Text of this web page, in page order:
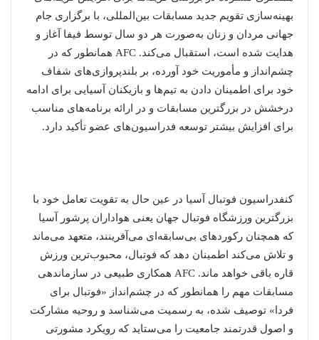
بهینه‌سازی تقویم جدید مسابقات بین‌المللی، با برگزاری جام
جهانی مردان و زنان به‌صورت هر دو سال توسط فیفا آغاز و
هدایت شده است، استقبال می‌کند. AFC همانطور که در
چشم‌انداز و مأموریت خود آورده، بر بلندپروازی‌های شفاف
خود برای اطمینان دادن به تیم‌ها و بازیکنان آسیایی برای ادامه
درخشش در بزرگترین مسابقات و در ارائه برنامه‌های مناسب
برای افزایش بیشتر توسعه فدراسیون‌های عضو تأکید دارد.
کنفدراسیون فوتبال آسیا در عین حال به تقویت تعامل خود با
بزرگترین ورزشگاه فوتبال جهان یعنی هواداران پرشور آسیا
که همچنان رکوردهای بی‌سابقه‌ای می‌آفرینند، متعهد می‌ماند
و تلاش می‌کند اطمینان دهد که فوتبال، محبوب‌ترین ورزش
قاره باقی خواهد ماند. AFC همکاری طبیعی در سازماندهی
مسابقات مهم را همانطور که در چشم‌انداز «فوتبال برای
فردا» توصیف شده، به رسمیت می‌شناسد و روحیه مشارکت
و اصول قدرتمند جامعیت را می‌ستاید که رویکرد مشورتی